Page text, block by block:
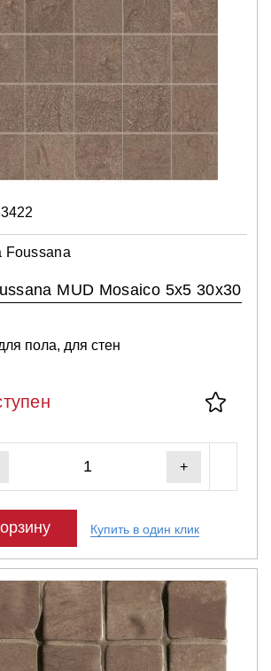
Foussana
MUD Mosaico 5х5 30x30
пола, для стен
+
Купить в один клик